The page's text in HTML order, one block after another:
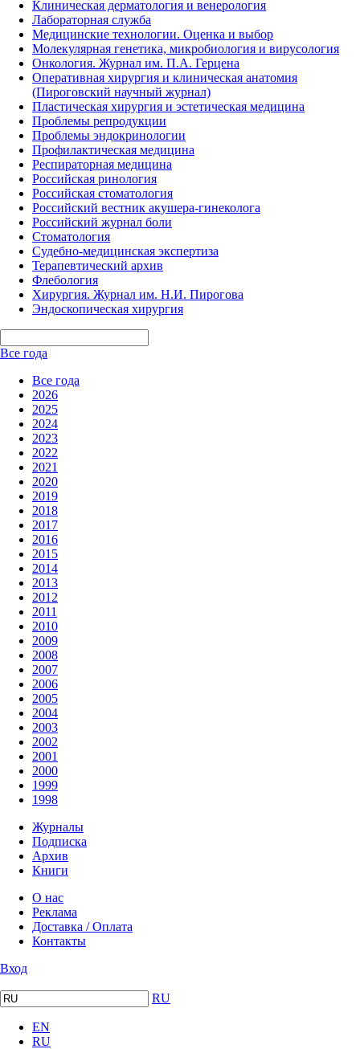
Клиническая дерматология и венерология
Лабораторная служба
Медицинские технологии. Оценка и выбор
Молекулярная генетика, микробиология и вирусология
Онкология. Журнал им. П.А. Герцена
Оперативная хирургия и клиническая анатомия
(Пироговский научный журнал)
Пластическая хирургия и эстетическая медицина
Проблемы репродукции
Проблемы эндокринологии
Профилактическая медицина
Респираторная медицина
Российская ринология
Российская стоматология
Российский вестник акушера-гинеколога
Российский журнал боли
Стоматология
Судебно-медицинская экспертиза
Терапевтический архив
Флебология
Хирургия. Журнал им. Н.И. Пирогова
Эндоскопическая хирургия
Все года
Все года
2026
2025
2024
2023
2022
2021
2020
2019
2018
2017
2016
2015
2014
2013
2012
2011
2010
2009
2008
2007
2006
2005
2004
2003
2002
2001
2000
1999
1998
Журналы
Подписка
Архив
Книги
О нас
Реклама
Доставка / Оплата
Контакты
Вход
RU
EN
RU